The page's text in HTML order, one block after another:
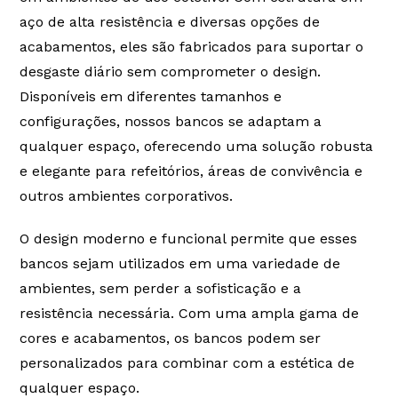
fabricação de modelos de produtos e
componentes a qualquer tempo, sem aviso prévio.
É reservado a MyOffice e as empresas parceiras, o
direito de alteração do Termo de Garantia. Por
isso, mantenha-o anexado à Nota Fiscal da sua
compra.
A MyOffice
concede além dos 90 dias garantidos
no código de defesa do consumidor, artigo 26,
Inciso II, lei 8078 de 11 de setembro de 1990, o
serviços comercializados afim de fortalecer nosso
serviços de qualidade e o principal, atendimento
focado na satisfação plena dos nossos clientes.
É reservado à MyOffice e seus fornecedores, o
direito de realizar modificação nos produtos afim
de aprimora-los, sem a necessidade de fazê-la em
produtos já vendidos, e o direito de interromper a
fabricação de modelos de produtos e
aço de alta resistência e diversas opções de
acabamentos, eles são fabricados para suportar o
desgaste diário sem comprometer o design.
Disponíveis em diferentes tamanhos e
configurações, nossos bancos se adaptam a
qualquer espaço, oferecendo uma solução robusta
e elegante para refeitórios, áreas de convivência e
outros ambientes corporativos.
O design moderno e funcional permite que esses
bancos sejam utilizados em uma variedade de
ambientes, sem perder a sofisticação e a
resistência necessária. Com uma ampla gama de
cores e acabamentos, os bancos podem ser
personalizados para combinar com a estética de
qualquer espaço.